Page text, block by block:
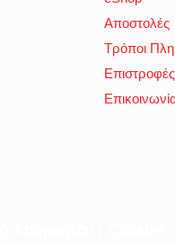
Αποστολές
Τρόποι